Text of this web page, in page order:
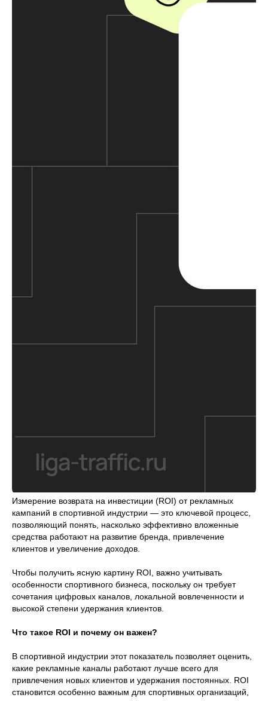
Измерение возврата на инвестиции (ROI) от рекламных
кампаний в спортивной индустрии — это ключевой процесс,
позволяющий понять, насколько эффективно вложенные
средства работают на развитие бренда, привлечение
клиентов и увеличение доходов.
Чтобы получить ясную картину ROI, важно учитывать
особенности спортивного бизнеса, поскольку он требует
сочетания цифровых каналов, локальной вовлеченности и
высокой степени удержания клиентов.
Что такое ROI и почему он важен?
В спортивной индустрии этот показатель позволяет оценить,
какие рекламные каналы работают лучше всего для
привлечения новых клиентов и удержания постоянных. ROI
становится особенно важным для спортивных организаций,